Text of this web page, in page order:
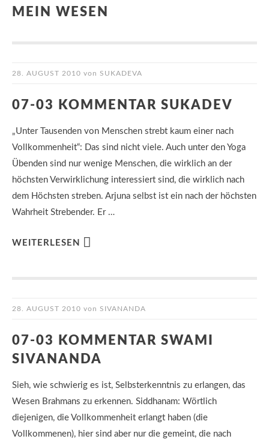
MEIN WESEN
28. AUGUST 2010 von SUKADEVA
07-03 KOMMENTAR SUKADEV
„Unter Tausenden von Menschen strebt kaum einer nach
Vollkommenheit“: Das sind nicht viele. Auch unter den Yoga
Übenden sind nur wenige Menschen, die wirklich an der
höchsten Verwirklichung interessiert sind, die wirklich nach
dem Höchsten streben. Arjuna selbst ist ein nach der höchsten
Wahrheit Strebender. Er …
WEITERLESEN
28. AUGUST 2010 von SIVANANDA
07-03 KOMMENTAR SWAMI
SIVANANDA
Sieh, wie schwierig es ist, Selbsterkenntnis zu erlangen, das
Wesen Brahmans zu erkennen. Siddhanam: Wörtlich
diejenigen, die Vollkommenheit erlangt haben (die
Vollkommenen), hier sind aber nur die gemeint, die nach